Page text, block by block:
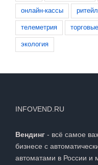
онлайн-кассы ритейл
телеметрия
экология
INFOVEND.RU
Вендинг - всё самое
бизнесе с
автоматами в России и